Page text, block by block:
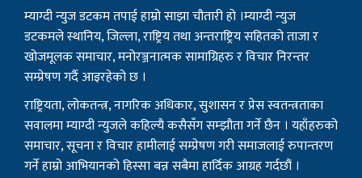
म्याग्दी न्युज डटकम तपाई हाम्रो साझा चौतारी हो ।म्याग्दी न्युज
डटकमले स्थानिय, जिल्ला, राष्ट्रिय तथा अन्तराष्ट्रिय सहितको ताजा र
खोजमूलक समाचार, मनोरञ्जनात्मक सामाग्रिहरु र विचार निरन्तर
सम्प्रेषण गर्दै आइरहेको छ ।
राष्ट्रियता, लोकतन्त्र, नागरिक अधिकार, सुशासन र प्रेस स्वतन्त्रताका
सवालमा म्याग्दी न्युजले कहिल्यै कसैसँग सम्झौता गर्ने छैन । यहाँहरुको
समाचार, सूचना र विचार हामीलाई सम्प्रेषण गरी समाजलाई रुपान्तरण
गर्ने हाम्रो आभियानको हिस्सा बन्न सबैमा हार्दिक आग्रह गर्दछौं ।